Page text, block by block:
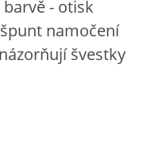
- otisk
namočení
švestky